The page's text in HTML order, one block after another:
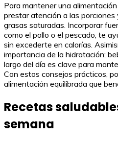
Para mantener una
prestar atención a las porciones
grasas saturadas. Incorporar
como el pollo o el pescado, te
sin excederte en calorías.
importancia de la hidratación;
largo del día es clave para
Con estos consejos prácticos,
alimentación equilibrada que
Recetas
semana